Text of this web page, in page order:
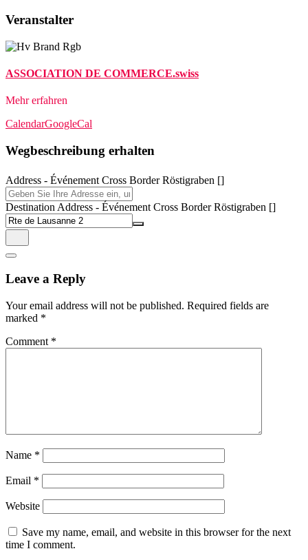
Veranstalter
ASSOCIATION DE COMMERCE.swiss
Mehr erfahren
CalendarGoogleCal
Wegbeschreibung erhalten
Address - Événement Cross Border Röstigraben []
Destination Address - Événement Cross Border Röstigraben []
Leave a Reply
Your email address will not be published. Required fields are
marked *
Comment *
Name *
Email *
Website
Save my name, email, and website in this browser for the next
time I comment.